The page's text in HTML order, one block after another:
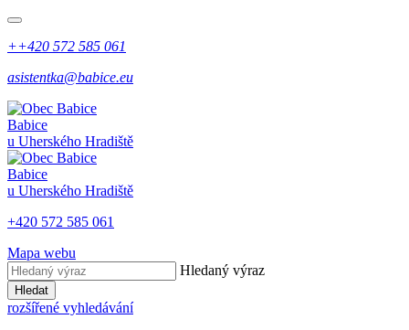
++420 572 585 061
asistentka@babice.eu
Babice
u Uherského Hradiště
Babice
u Uherského Hradiště
+420 572 585 061
Mapa webu
Hledaný výraz
Hledat
rozšířené vyhledávání